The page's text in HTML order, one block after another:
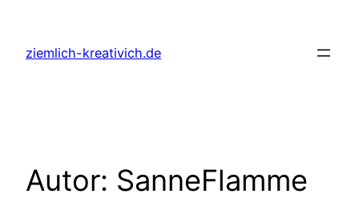
springen
ziemlich-kreativich.de
Autor: SanneFlamme